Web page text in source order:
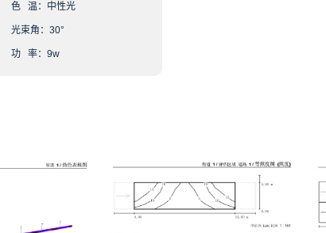
色 温：中性光
光束角：30°
功 率：9w